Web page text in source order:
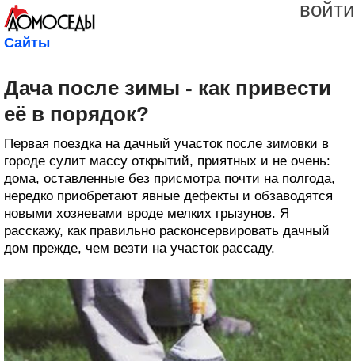
войти
Сайты
Дача после зимы - как привести
её в порядок?
Первая поездка на дачный участок после зимовки в
городе сулит массу открытий, приятных и не очень:
дома, оставленные без присмотра почти на полгода,
нередко приобретают явные дефекты и обзаводятся
новыми хозяевами вроде мелких грызунов. Я
расскажу, как правильно расконсервировать дачный
дом прежде, чем везти на участок рассаду.